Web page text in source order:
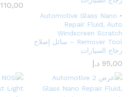
• Automotive Glass Nano
Repair Fluid, Auto
Windscreen Scratch
Remover Tool – سائل إصلاح
زجاج السيارات
95,00 د.إ
110,00